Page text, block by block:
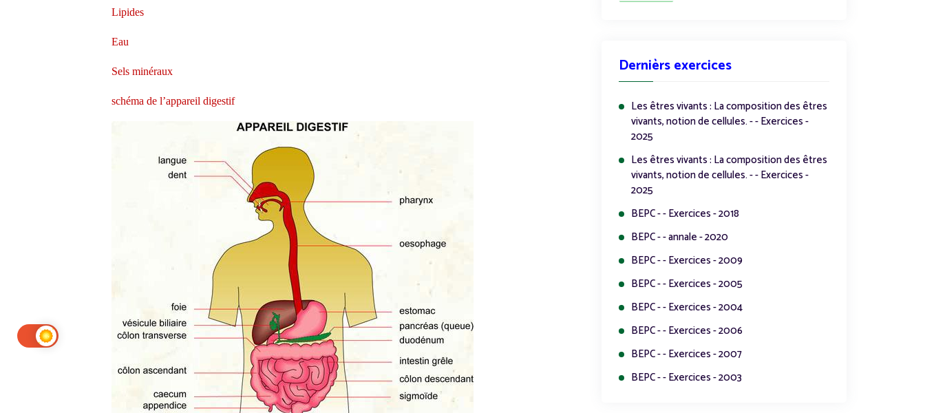
Lipides
Eau
Sels minéraux
schéma de l’appareil digestif
Dernièrs exercices
Les êtres vivants : La composition des êtres
vivants, notion de cellules. - - Exercices -
2025
Les êtres vivants : La composition des êtres
vivants, notion de cellules. - - Exercices -
2025
BEPC - - Exercices - 2018
BEPC - - annale - 2020
BEPC - - Exercices - 2009
BEPC - - Exercices - 2005
BEPC - - Exercices - 2004
BEPC - - Exercices - 2006
BEPC - - Exercices - 2007
BEPC - - Exercices - 2003